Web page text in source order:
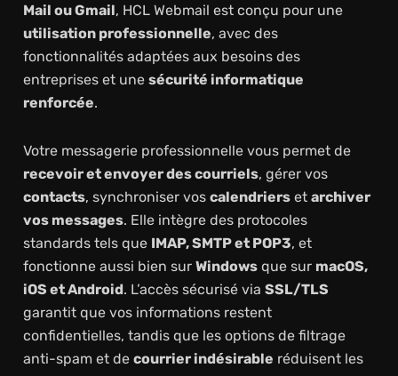
Mail ou Gmail, HCL Webmail est conçu pour une
utilisation professionnelle, avec des
fonctionnalités adaptées aux besoins des
entreprises et une sécurité informatique
renforcée.
Votre messagerie professionnelle vous permet de
recevoir et envoyer des courriels, gérer vos
contacts, synchroniser vos calendrierset archiver
vos messages. Elle intègre des protocoles
standards tels que IMAP, SMTP et POP3, et
fonctionne aussi bien sur Windowsque sur macOS,
iOS et Android. L’accès sécurisé via SSL/TLS
garantit que vos informations restent
confidentielles, tandis que les options de filtrage
anti-spam et de courrier indésirable réduisent les